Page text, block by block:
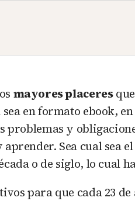
mayores placeres
sea en formato ebook,
problemas y
Sea cual sea
o de siglo, lo cual
para que cada 23